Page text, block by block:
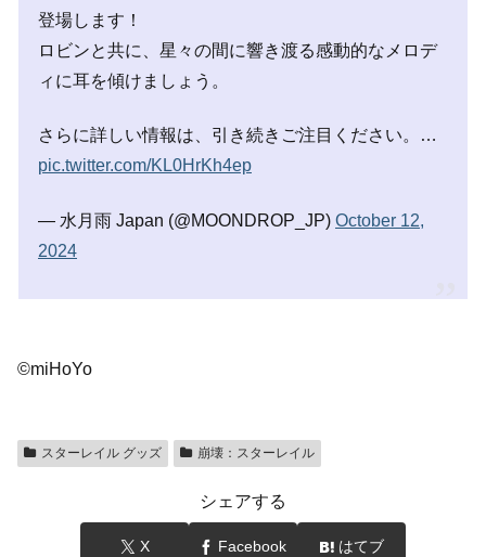
登場します！
ロビンと共に、星々の間に響き渡る感動的なメロデ
ィに耳を傾けましょう。
さらに詳しい情報は、引き続きご注目ください。…
pic.twitter.com/KL0HrKh4ep
— 水月雨 Japan (@MOONDROP_JP) October 12,
2024
©miHoYo
スターレイル グッズ 崩壊：スターレイル
シェアする
X Facebook はてブ